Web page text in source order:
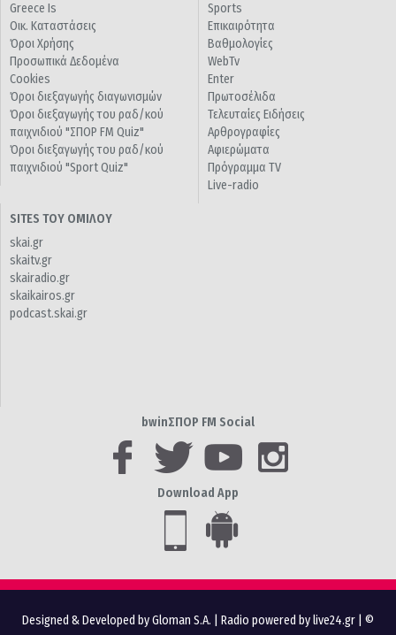
Greece Is
Οικ. Καταστάσεις
Όροι Χρήσης
Προσωπικά Δεδομένα
Cookies
Όροι διεξαγωγής διαγωνισμών
Όροι διεξαγωγής του ραδ/κού
παιχνιδιού "ΣΠΟΡ FM Quiz"
Όροι διεξαγωγής του ραδ/κού
παιχνιδιού "Sport Quiz"
Sports
Επικαιρότητα
Βαθμολογίες
WebTv
Enter
Πρωτοσέλιδα
Τελευταίες Ειδήσεις
Αρθρογραφίες
Αφιερώματα
Πρόγραμμα TV
Live-radio
SITES ΤΟΥ ΟΜΙΛΟΥ
skai.gr
skaitv.gr
skairadio.gr
skaikairos.gr
podcast.skai.gr
bwinΣΠΟΡ FM Social
Download App
Designed & Developed by Gloman S.A. Radio powered by live24.gr | ©